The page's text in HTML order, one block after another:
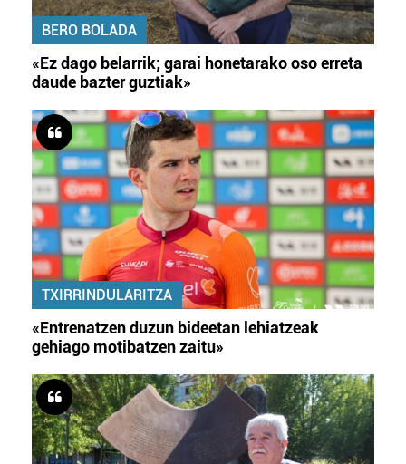
BERO BOLADA
«Ez dago belarrik; garai honetarako oso erreta
daude bazter guztiak»
TXIRRINDULARITZA
«Entrenatzen duzun bideetan lehiatzeak
gehiago motibatzen zaitu»